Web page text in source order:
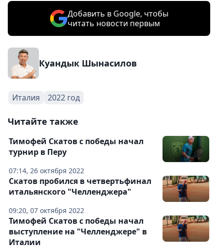
Добавить в Google, чтобы
читать новости первым
Куандык Шынасилов
Италия 2022 год
Читайте также
07:14, 26 октября 2022
Тимофей Скатов с победы начал
турнир в Перу
09:20, 07 октября 2022
Скатов пробился в четвертьфинал
итальянского "Челленджера"
Тимофей Скатов с победы начал
выступление на "Челленджере" в
Италии